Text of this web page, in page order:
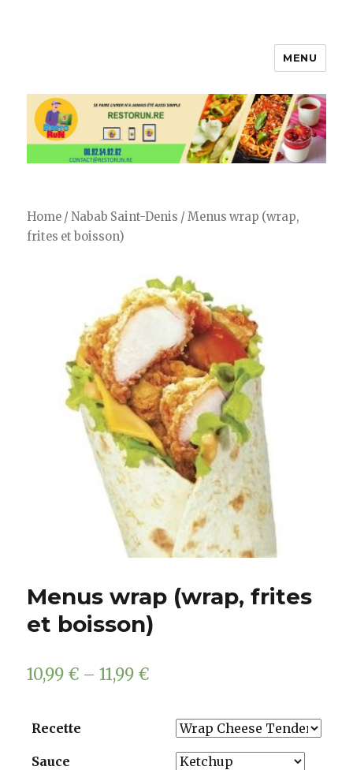
Restorun 4.0, votre plateforme
de livraison de courses et repas !
😋
MENU
Home /Nabab Saint-Denis / Menus wrap (wrap,
frites et boisson)
Menus wrap (wrap, frites
et boisson)
10,99 € –11,99 €
Recette
Sauce